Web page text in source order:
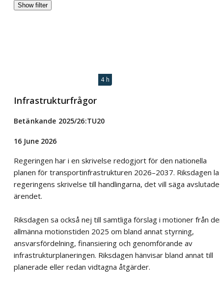
Show filter
4 h
Infrastrukturfrågor
Betänkande 2025/26:TU20
16 June 2026
Regeringen har i en skrivelse redogjort för den nationella
planen för transportinfrastrukturen 2026–2037. Riksdagen la
regeringens skrivelse till handlingarna, det vill säga avslutade
ärendet.
Riksdagen sa också nej till samtliga förslag i motioner från
allmänna motionstiden 2025 om bland annat styrning,
ansvarsfördelning, finansiering och genomförande av
infrastrukturplaneringen. Riksdagen hänvisar bland annat till
planerade eller redan vidtagna åtgärder.